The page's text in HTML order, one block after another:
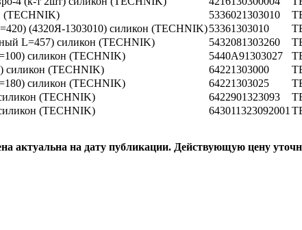
(TECHNIK) 5336021303010
(4320Я-1303010) силикон (TECHNIK)53361303010
L=457) силикон (TECHNIK) 5432081303260
силикон (TECHNIK) 5440A91303027
силикон (TECHNIK) 64221303000
силикон (TECHNIK) 64221303025
(TECHNIK) 6422901323093
(TECHNIK) 643011323092001
актуальна на дату публикации. Действующую цену